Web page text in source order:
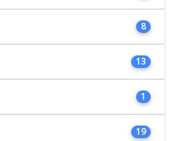
8
13
1
19